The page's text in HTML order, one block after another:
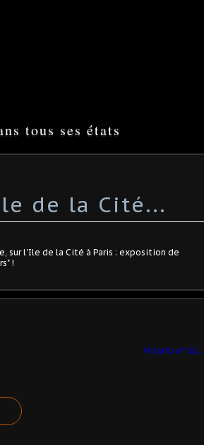
tous ses états
de la Cité...
sur l'Ile de la Cité à Paris : exposition de
!
Milinfo n° 61...